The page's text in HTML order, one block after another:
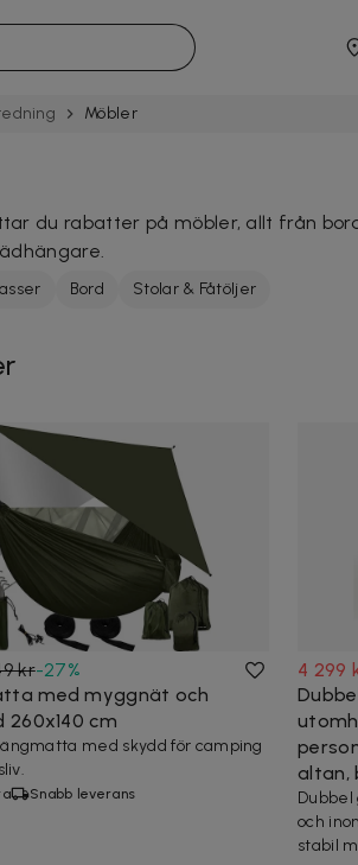
Möbler
du rabatter på möbler, allt från
Bord Stolar & Fåtöljer
kr-27%
med myggnät och
260x140 cm
med skydd för camping
Snabb leverans
4 299
altan,
Dubbel
och
stabil